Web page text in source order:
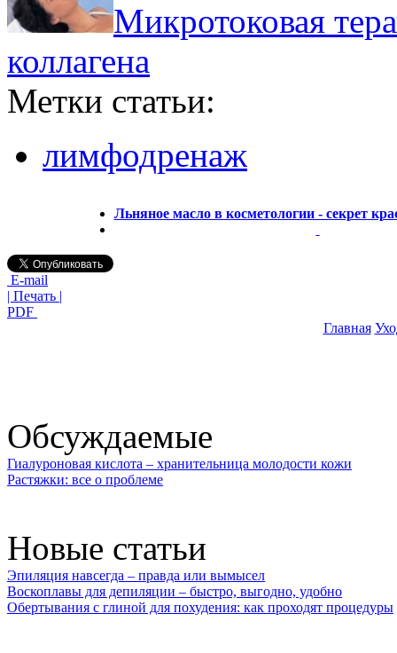
Микротоковая
коллагена
Метки статьи:
лимфодренаж
Льняное масло в косметологии - секрет
E-mail
| Печать |
PDF
Главная
Обсуждаемые
Гиалуроновая кислота – хранительница молодости кожи
Растяжки: все о проблеме
Новые статьи
Эпиляция навсегда – правда или вымысел
Воскоплавы для депиляции – быстро, выгодно, удобно
Обертывания с глиной для похудения: как проходят процедуры